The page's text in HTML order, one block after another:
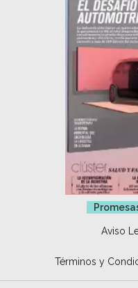
Aviso
Términos y